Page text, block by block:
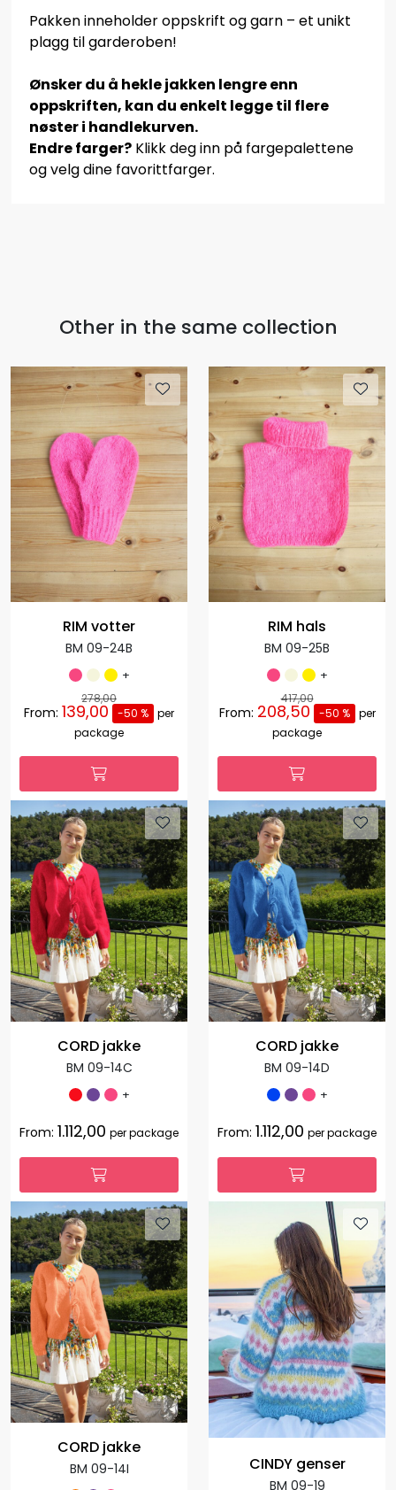
Pakken inneholder oppskrift og garn – et unikt
plagg til garderoben!
Ønsker du å hekle jakken lengre enn
oppskriften, kan du enkelt legge til flere
nøster i handlekurven.
Endre farger? Klikk deg inn på fargepalettene
og velg dine favorittfarger.
Other in the same collection
RIM votter
BM 09-24B
+
278,00
From: 139,00 -50 % per
package
RIM hals
BM 09-25B
+
417,00
From: 208,50 -50 %
per
package
CORD jakke
BM 09-14C
+
From: 1.112,00 per package
CORD jakke
BM 09-14D
+
From: 1.112,00 per package
CORD jakke
BM 09-14I CINDY genser
BM 09-19